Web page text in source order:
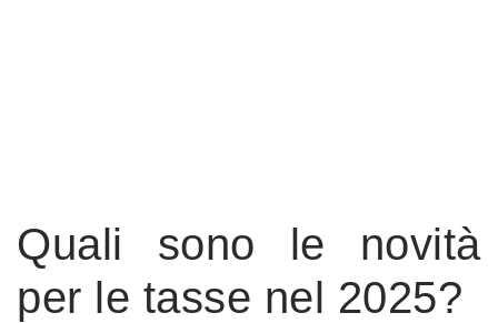
Quali sono le novità
per le tasse nel 2025?